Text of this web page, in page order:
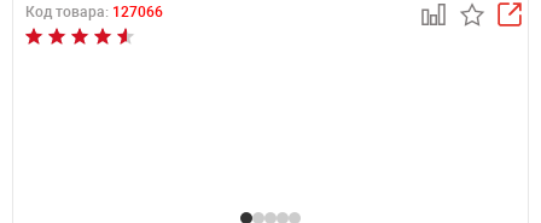
Код товара: 127066